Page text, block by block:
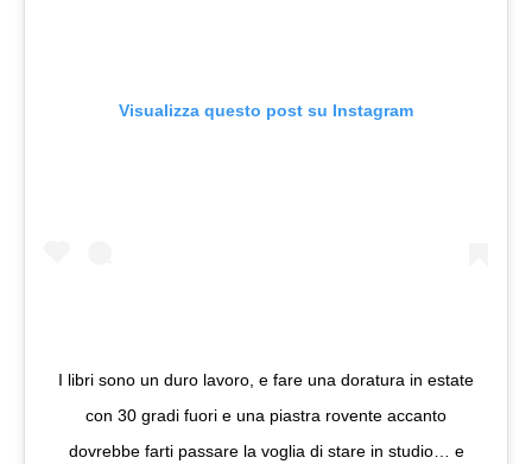
Visualizza questo post su Instagram
I libri sono un duro lavoro, e fare una doratura in estate
con 30 gradi fuori e una piastra rovente accanto
dovrebbe farti passare la voglia di stare in studio… e